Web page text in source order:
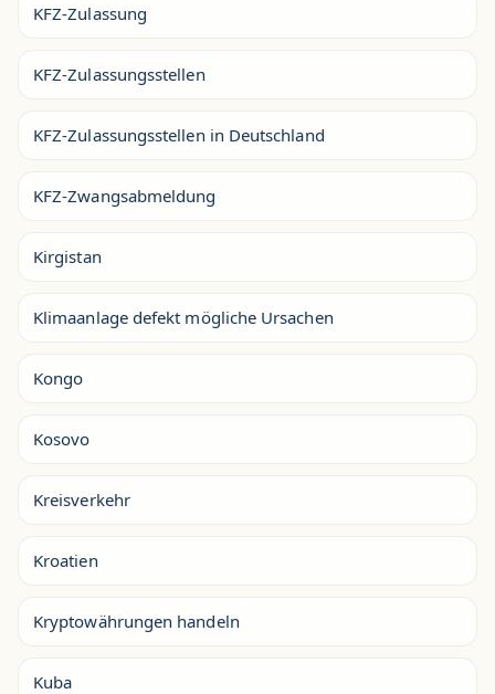
KFZ-Zulassung
KFZ-Zulassungsstellen
KFZ-Zulassungsstellen in Deutschland
KFZ-Zwangsabmeldung
Kirgistan
Klimaanlage defekt mögliche Ursachen
Kongo
Kosovo
Kreisverkehr
Kroatien
Kryptowährungen handeln
Kuba